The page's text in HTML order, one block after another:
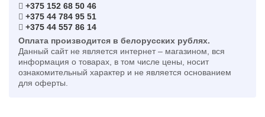
+375 152 68 50 46
+375 44 784 95 51
+375 44 557 86 14
Оплата производится в белорусских рублях.
Данный сайт не является интернет – магазином, вся
информация о товарах, в том числе цены, носит
ознакомительный характер и не является основанием
для оферты.